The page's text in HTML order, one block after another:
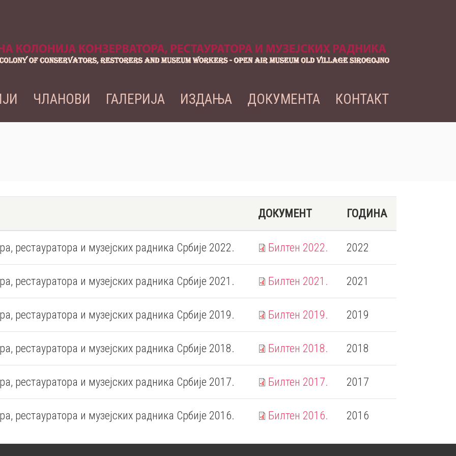
ЧЛАНОВИ ГАЛЕРИЈА ИЗДАЊА ДОКУМЕНТА КОНТАКТ
ДОКУМЕНТ ГОДИНА
рестауратора и музејских радника Србије 2022. Билтен 2022. 2022
рестауратора и музејских радника Србије 2021. Билтен 2021. 2021
рестауратора и музејских радника Србије 2019. Билтен 2019. 2019
рестауратора и музејских радника Србије 2018. Билтен 2018. 2018
рестауратора и музејских радника Србије 2017. Билтен 2017. 2017
рестауратора и музејских радника Србије 2016. Билтен 2016. 2016